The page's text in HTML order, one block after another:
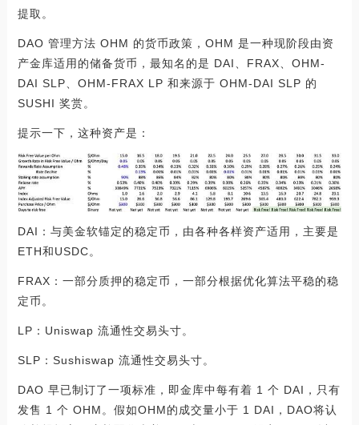
提取。
DAO 管理方法 OHM 的货币政策，OHM 是一种现阶段由资
产金库适用的储备货币，最知名的是 DAI、FRAX、OHM-
DAI SLP、OHM-FRAX LP 和来源于 OHM-DAI SLP 的
SUSHI 奖赏。
提示一下，这种资产是：
DAI：与美金软锚定的稳定币，由各种各样资产适用，主要是
ETH和USDC。
FRAX：一部分质押的稳定币，一部分根据优化算法平稳的稳
定币。
LP：Uniswap 流通性交易头寸。
SLP：Sushiswap 流通性交易头寸。
DAO 早已制订了一项标准，即金库中每有着 1 个 DAI，只有
发售 1 个 OHM。假如OHM的成交量小于 1 DAI，DAO将认